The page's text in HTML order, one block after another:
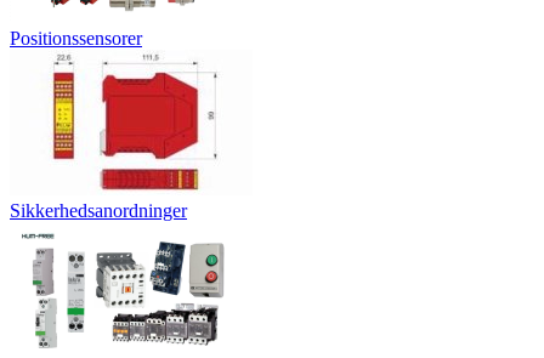
Positionssensorer
Sikkerhedsanordninger